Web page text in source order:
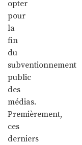
opter
pour
la
fin
du
subventionnement
public
des
médias.
Premièrement,
ces
derniers